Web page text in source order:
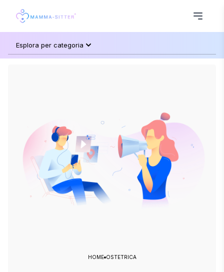
Esplora per categoria
HOME OSTETRICA